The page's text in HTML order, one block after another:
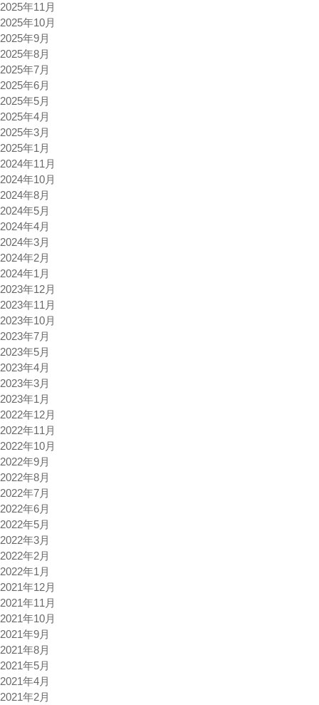
2025年11月
2025年10月
2025年9月
2025年8月
2025年7月
2025年6月
2025年5月
2025年4月
2025年3月
2025年1月
2024年11月
2024年10月
2024年8月
2024年5月
2024年4月
2024年3月
2024年2月
2024年1月
2023年12月
2023年11月
2023年10月
2023年7月
2023年5月
2023年4月
2023年3月
2023年1月
2022年12月
2022年11月
2022年10月
2022年9月
2022年8月
2022年7月
2022年6月
2022年5月
2022年3月
2022年2月
2022年1月
2021年12月
2021年11月
2021年10月
2021年9月
2021年8月
2021年5月
2021年4月
2021年2月